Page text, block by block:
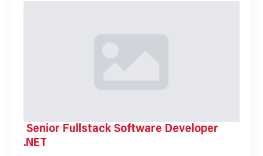
Senior Fullstack Software Developer
.NET